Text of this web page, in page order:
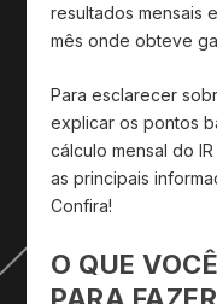
resultados mensais
mês onde obteve
Para esclarecer
explicar os pontos
cálculo mensal do
as principais
Confira!
O QUE
PARA